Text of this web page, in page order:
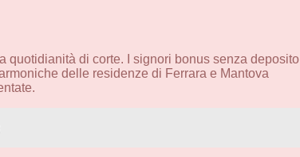
quotidianità di corte. I signori bonus senza deposito
delle residenze di Ferrara e Mantova